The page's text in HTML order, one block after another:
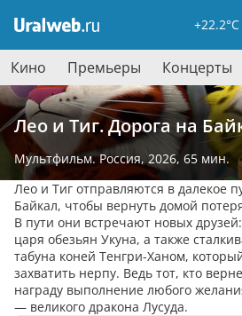
+22.2°C
Кино Премьеры Концерты
Лео и Тиг. Дорога на
Мультфильм. Россия, 2026, 65 мин.
Лео и Тиг отправляются в далекое
Байкал, чтобы вернуть домой
В пути они встречают новых
царя обезьян Укуна, а также
табуна коней Тенгри-Ханом,
захватить нерпу. Ведь тот, кто
награду выполнение любого
— великого дракона Лусуда.